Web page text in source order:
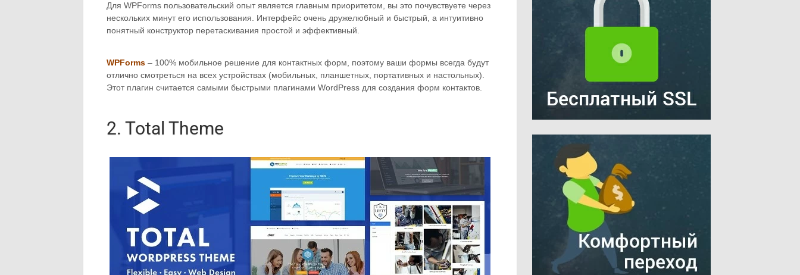
Для WPForms пользовательский опыт является главным приоритетом, вы это почувствуете через
нескольких минут его использования. Интерфейс очень дружелюбный и быстрый, а интуитивно
понятный конструктор перетаскивания простой и эффективный.
WPForms – 100% мобильное решение для контактных форм, поэтому ваши формы всегда будут
отлично смотреться на всех устройствах (мобильных, планшетных, портативных и настольных).
Этот плагин считается самыми быстрыми плагинами WordPress для создания форм контактов.
2. Total Theme